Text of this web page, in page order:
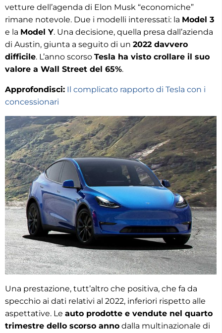
vetture dell’agenda di Elon Musk “economiche”
rimane notevole. Due i modelli interessati: la Model 3
e la Model Y. Una decisione, quella presa dall’azienda
di Austin, giunta a seguito di un 2022 davvero
difficile. L’anno scorso Tesla ha visto crollare il suo
valore a Wall Street del 65%.
Approfondisci: Il complicato rapporto di Tesla con i
concessionari
Una prestazione, tutt’altro che positiva, che fa da
specchio ai dati relativi al 2022, inferiori rispetto alle
aspettative. Le auto prodotte e vendute nel quarto
trimestre dello scorso anno dalla multinazionale di